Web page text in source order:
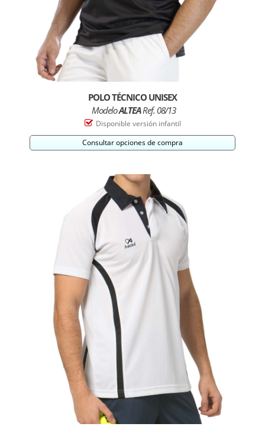
POLO TÉCNICO UNISEX
ModeloALTEARef. 08/13
Disponible versión infantil
Consultar opciones de compra